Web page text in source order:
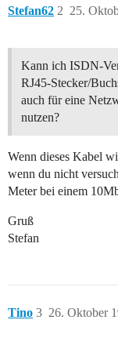
Stefan62 25.
2
Kann ich ISDN-
RJ45-Stecker/
auch für eine
nutzen?
Wenn dieses Kabel
wenn du nicht
Meter bei einem
Gruß
Stefan
Tino 26. Oktober
3